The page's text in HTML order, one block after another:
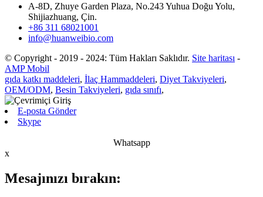
A-8D, Zhuye Garden Plaza, No.243 Yuhua Doğu Yolu,
Shijiazhuang, Çin.
+86 311 68021001
info@huanweibio.com
© Copyright - 2019 - 2024: Tüm Hakları Saklıdır. Site haritası -
AMP Mobil
gıda katkı maddeleri, İlaç Hammaddeleri, Diyet Takviyeleri,
OEM/ODM, Besin Takviyeleri, gıda sınıfı,
E-posta Gönder
Skype
Whatsapp
x
Mesajınızı bırakın: